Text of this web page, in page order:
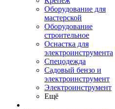
Оборудование для
мастерской
Оборудование
строительное
Оснастка для
электроинструмента
Спецодежда
Садовый бензо и
электроинструмент
Электроинструмент
Ещё